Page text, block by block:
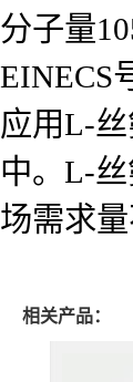
分子量
EINECS
应用L-
中。L-
场需求量
相关产品：